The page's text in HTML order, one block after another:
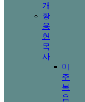
개
황
용
현
목
사
미
주
복
음